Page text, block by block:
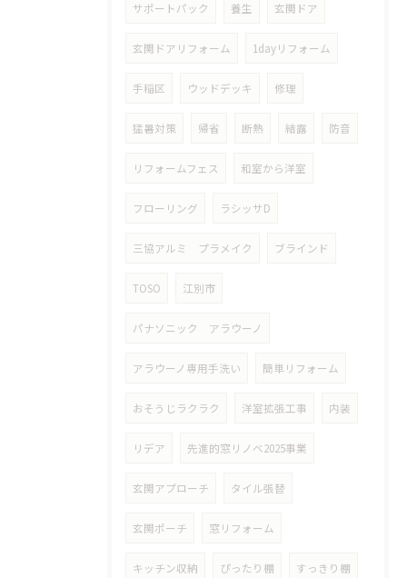
サポートパック 養生 玄関ドア
玄関ドアリフォーム 1dayリフォーム
手稲区 ウッドデッキ 修理
猛暑対策 帰省 断熱 結露 防音
リフォームフェス 和室から洋室
フローリング ラシッサD
三協アルミ プラメイク ブラインド
TOSO 江別市
パナソニック アラウーノ
アラウーノ専用手洗い 簡単リフォーム
おそうじラクラク 洋室拡張工事 内装
リデア 先進的窓リノベ2025事業
玄関アプローチ タイル張替
玄関ポーチ 窓リフォーム
キッチン収納 ぴったり棚 すっきり棚